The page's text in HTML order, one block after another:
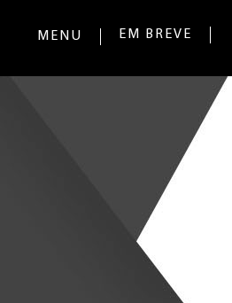
MENU EM BREVE